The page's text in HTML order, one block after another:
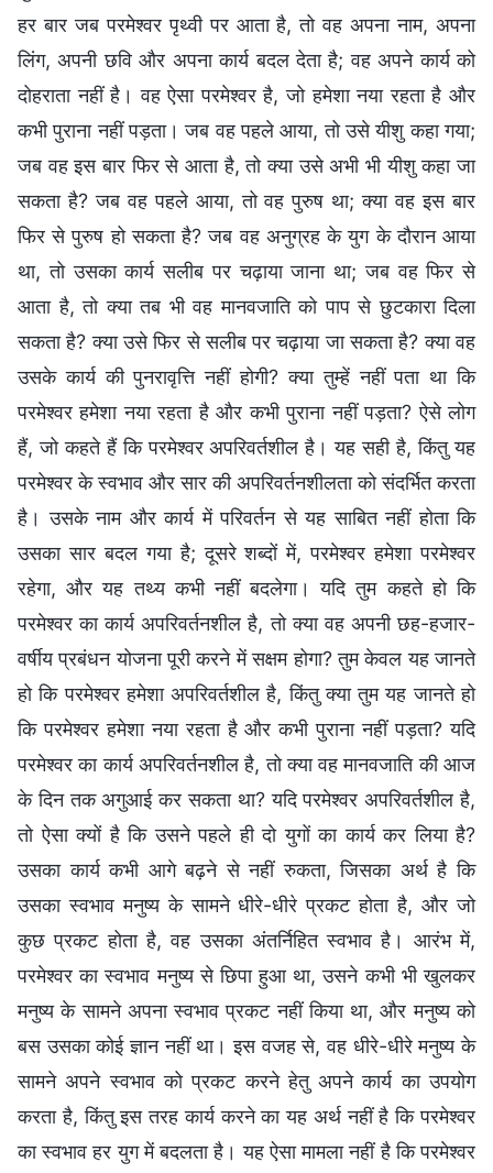
हर बार जब परमेश्वर पृथ्वी पर आता है, तो वह अपना नाम, अपना
लिंग, अपनी छवि और अपना कार्य बदल देता है; वह अपने कार्य को
दोहराता नहीं है। वह ऐसा परमेश्वर है, जो हमेशा नया रहता है और
कभी पुराना नहीं पड़ता। जब वह पहले आया, तो उसे यीशु कहा गया;
जब वह इस बार फिर से आता है, तो क्या उसे अभी भी यीशु कहा जा
सकता है? जब वह पहले आया, तो वह पुरुष था; क्या वह इस बार
फिर से पुरुष हो सकता है? जब वह अनुग्रह के युग के दौरान आया
था, तो उसका कार्य सलीब पर चढ़ाया जाना था; जब वह फिर से
आता है, तो क्या तब भी वह मानवजाति को पाप से छुटकारा दिला
सकता है? क्या उसे फिर से सलीब पर चढ़ाया जा सकता है? क्या वह
उसके कार्य की पुनरावृत्ति नहीं होगी? क्या तुम्हें नहीं पता था कि
परमेश्वर हमेशा नया रहता है और कभी पुराना नहीं पड़ता? ऐसे लोग
हैं, जो कहते हैं कि परमेश्वर अपरिवर्तशील है। यह सही है, किंतु यह
परमेश्वर के स्वभाव और सार की अपरिवर्तनशीलता को संदर्भित करता
है। उसके नाम और कार्य में परिवर्तन से यह साबित नहीं होता कि
उसका सार बदल गया है; दूसरे शब्दों में, परमेश्वर हमेशा परमेश्वर
रहेगा, और यह तथ्य कभी नहीं बदलेगा। यदि तुम कहते हो कि
परमेश्वर का कार्य अपरिवर्तनशील है, तो क्या वह अपनी छह-हजार-
वर्षीय प्रबंधन योजना पूरी करने में सक्षम होगा? तुम केवल यह जानते
हो कि परमेश्वर हमेशा अपरिवर्तशील है, किंतु क्या तुम यह जानते हो
कि परमेश्वर हमेशा नया रहता है और कभी पुराना नहीं पड़ता? यदि
परमेश्वर का कार्य अपरिवर्तनशील है, तो क्या वह मानवजाति की आज
के दिन तक अगुआई कर सकता था? यदि परमेश्वर अपरिवर्तशील है,
तो ऐसा क्यों है कि उसने पहले ही दो युगों का कार्य कर लिया है?
उसका कार्य कभी आगे बढ़ने से नहीं रुकता, जिसका अर्थ है कि
उसका स्वभाव मनुष्य के सामने धीरे-धीरे प्रकट होता है, और जो
कुछ प्रकट होता है, वह उसका अंतर्निहित स्वभाव है। आरंभ में,
परमेश्वर का स्वभाव मनुष्य से छिपा हुआ था, उसने कभी भी खुलकर
मनुष्य के सामने अपना स्वभाव प्रकट नहीं किया था, और मनुष्य को
बस उसका कोई ज्ञान नहीं था। इस वजह से, वह धीरे-धीरे मनुष्य के
सामने अपने स्वभाव को प्रकट करने हेतु अपने कार्य का उपयोग
करता है, किंतु इस तरह कार्य करने का यह अर्थ नहीं है कि परमेश्वर
का स्वभाव हर युग में बदलता है। यह ऐसा मामला नहीं है कि परमेश्वर